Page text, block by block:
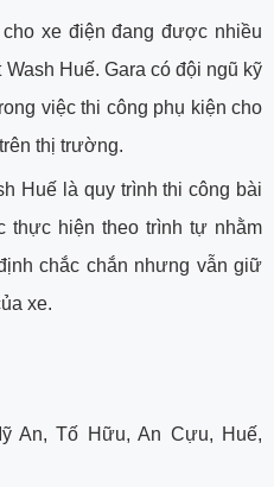
xe điện đang được nhiều
Huế. Gara có đội ngũ kỹ
việc thi công phụ kiện cho
thị trường.
Huế là quy trình thi công bài
thực hiện theo trình tự nhằm
chắc chắn nhưng vẫn giữ
xe.
An, Tố Hữu, An Cựu, Huế,